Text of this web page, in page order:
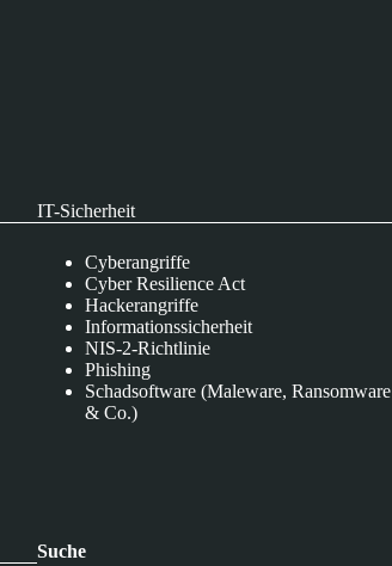
IT-Sicherheit
Cyberangriffe
Cyber Resilience Act
Hackerangriffe
Informationssicherheit
NIS-2-Richtlinie
Phishing
Schadsoftware (Maleware, Ransomware
& Co.)
Suche